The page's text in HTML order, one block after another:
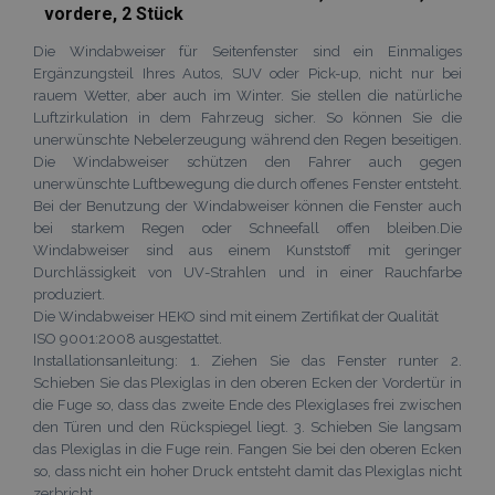
vordere, 2 Stück
Die Windabweiser für Seitenfenster sind ein Einmaliges
Ergänzungsteil Ihres Autos, SUV oder Pick-up, nicht nur bei
rauem Wetter, aber auch im Winter. Sie stellen die natürliche
Luftzirkulation in dem Fahrzeug sicher. So können Sie die
unerwünschte Nebelerzeugung während den Regen beseitigen.
Die Windabweiser schützen den Fahrer auch gegen
unerwünschte Luftbewegung die durch offenes Fenster entsteht.
Bei der Benutzung der Windabweiser können die Fenster auch
bei starkem Regen oder Schneefall offen bleiben.Die
Windabweiser sind aus einem Kunststoff mit geringer
Durchlässigkeit von UV-Strahlen und in einer Rauchfarbe
produziert.
Die Windabweiser HEKO sind mit einem Zertifikat der Qualität
ISO 9001:2008 ausgestattet.
Installationsanleitung: 1. Ziehen Sie das Fenster runter 2.
Schieben Sie das Plexiglas in den oberen Ecken der Vordertür in
die Fuge so, dass das zweite Ende des Plexiglases frei zwischen
den Türen und den Rückspiegel liegt. 3. Schieben Sie langsam
das Plexiglas in die Fuge rein. Fangen Sie bei den oberen Ecken
so, dass nicht ein hoher Druck entsteht damit das Plexiglas nicht
recently_compared_product
Name
Anbieter /
Domäne
Ablaufdatum
_ga
Google
LLC
.vtvauto.at
1 Jahr 1
Monat
Dieser
Name ist mit
Google
Analytics
von Google.
Dieses
verwendet,
eindeutige
Benutzer zu
indem eine
Name
Anbieter /
Domäne
Ablaufdatum Beschreibung
_gcl_au
Google
.vtvauto.at
3 Monate
Dieses Cookie
Doubleclick
gesetzt und
Informationen
darüber, wie
der
Endbenutzer
die Website
nutzt, sowie
über Werbung,
die der
Endbenutzer
Name
Anbieter /
Domäne
Ablaufdatum
form_key
Adobe Inc.
www.vtvauto.at
Session
Dieses
verwendet,
von Inhalten
Browser zu
Seiten zu
form_key
Adobe Inc.
.www.vtvauto.at
1 Stunde
Dieses
verwendet,
von Inhalten
Browser zu
erleichtern
das Laden
Seiten zu